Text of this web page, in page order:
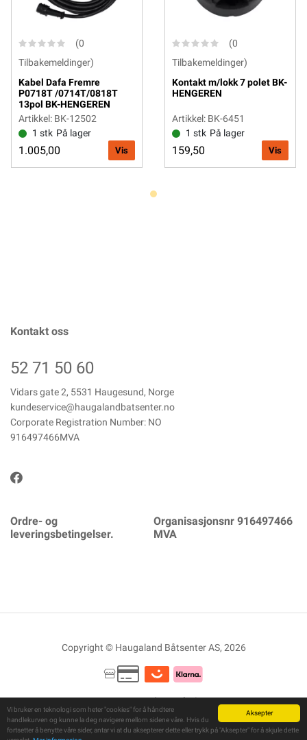
Aksepter
Vi bruker en teknologi som heter "cookies" for å håndtere
handlekurven og kunne la deg navigere mellom sidene våre. Hvis du
fortsetter å benytte våre sider, antar vi at du aksepterer dette eller trykk på "Aksepter" for å skjule dette
(0
Tilbakemeldinger)
Kabel Dafa Fremre
P0718T /0714T/0818T
13pol BK-HENGEREN
Artikkel: BK-12502
1 stk På lager
1.005,00 Vis
(0
Tilbakemeldinger)
Kontakt m/lokk 7 polet BK-
HENGEREN
Artikkel: BK-6451
1 stk På lager
159,50 Vis
Kontakt oss
52 71 50 60
Vidars gate 2, 5531 Haugesund, Norge
kundeservice@haugalandbatsenter.no
Corporate Registration Number: NO
916497466MVA
Ordre- og
leveringsbetingelser.
Organisasjonsnr 916497466
MVA
Copyright © Haugaland Båtsenter AS, 2026
Powered ByTelaris